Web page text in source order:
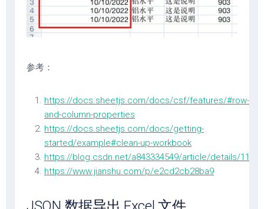
参考：
https://docs.sheetjs.com/docs/csf/features/#row-
and-column-properties
https://docs.sheetjs.com/docs/getting-
started/example#clean-up-workbook
https://blog.csdn.net/a843334549/article/details/
https://www.jianshu.com/p/e2cd2cb28ba9